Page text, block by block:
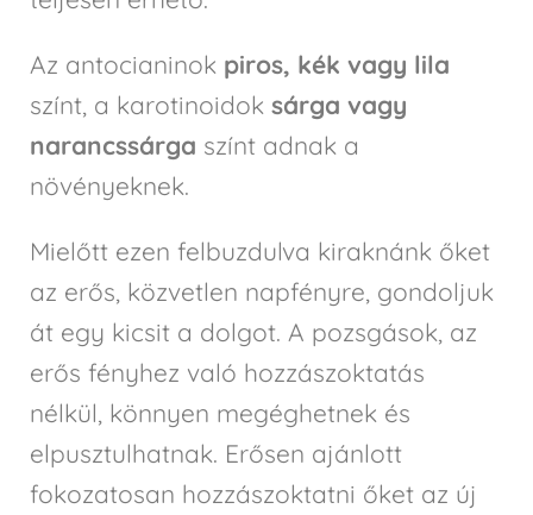
Az antocianinok piros, kék vagy lila
színt, a karotinoidok sárga vagy
narancssárga színt adnak a
növényeknek.
Mielőtt ezen felbuzdulva kiraknánk őket
az erős, közvetlen napfényre, gondoljuk
át egy kicsit a dolgot. A pozsgások, az
erős fényhez való hozzászoktatás
nélkül, könnyen megéghetnek és
elpusztulhatnak. Erősen ajánlott
fokozatosan hozzászoktatni őket az új